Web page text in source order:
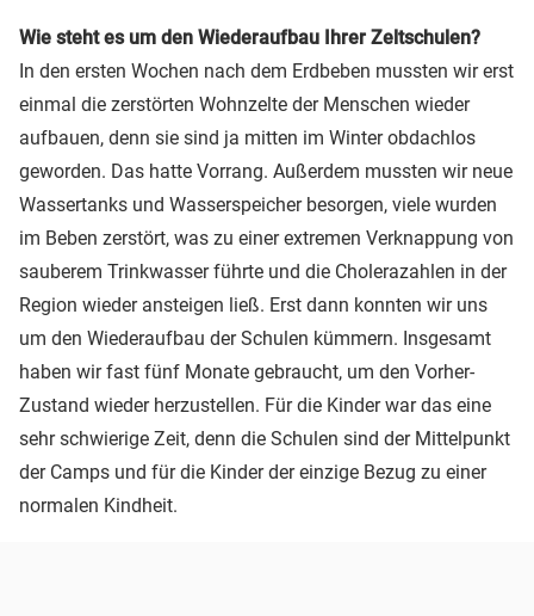
Wie steht es um den Wiederaufbau Ihrer Zeltschulen?
In den ersten Wochen nach dem Erdbeben mussten wir erst
einmal die zerstörten Wohnzelte der Menschen wieder
aufbauen, denn sie sind ja mitten im Winter obdachlos
geworden. Das hatte Vorrang. Außerdem mussten wir neue
Wassertanks und Wasserspeicher besorgen, viele wurden
im Beben zerstört, was zu einer extremen Verknappung von
sauberem Trinkwasser führte und die Cholerazahlen in der
Region wieder ansteigen ließ. Erst dann konnten wir uns
um den Wiederaufbau der Schulen kümmern. Insgesamt
haben wir fast fünf Monate gebraucht, um den Vorher-
Zustand wieder herzustellen. Für die Kinder war das eine
sehr schwierige Zeit, denn die Schulen sind der Mittelpunkt
der Camps und für die Kinder der einzige Bezug zu einer
normalen Kindheit.